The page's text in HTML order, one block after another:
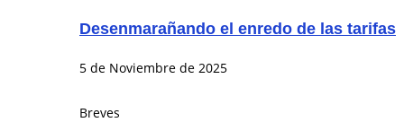
Desenmarañando el enredo de las tarifas
5 de Noviembre de 2025
Breves